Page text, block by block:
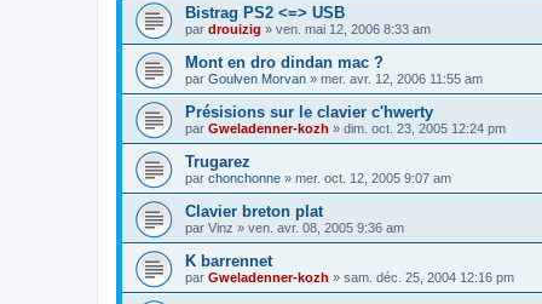
Bistrag PS2 <=> USB
par drouizig » ven. mai 12, 2006 8:33 am
Mont en dro dindan mac ?
par Goulven Morvan » mer. avr. 12, 2006 11:55 am
Présisions sur le clavier c'hwerty
par Gweladenner-kozh » dim. oct. 23, 2005 12:24 pm
Trugarez
par chonchonne » mer. oct. 12, 2005 9:07 am
Clavier breton plat
par Vinz » ven. avr. 08, 2005 9:36 am
K barrennet
par Gweladenner-kozh » sam. déc. 25, 2004 12:16 pm